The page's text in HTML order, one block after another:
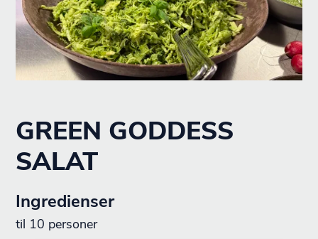
GREEN GODDESS
SALAT
Ingredienser
til 10 personer